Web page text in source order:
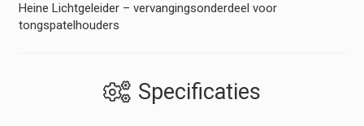
Heine Lichtgeleider – vervangingsonderdeel voor
tongspatelhouders
Specificaties